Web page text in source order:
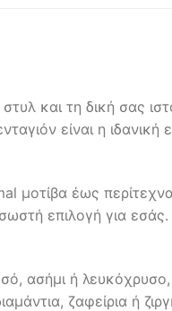
και τη δική σας
είναι η ιδανική
μοτίβα έως
επιλογή για εσάς.
ασήμι ή
ζαφείρια ή